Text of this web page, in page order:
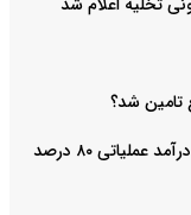
تامین شد؟
تغییر مثبت در عملکرد مالی بانک صادرات ایران/ درآمد عملیاتی ۸۰ درصد